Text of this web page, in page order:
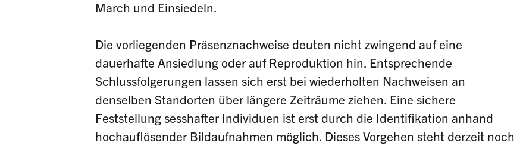
March und Einsiedeln.
Die vorliegenden Präsenznachweise deuten nicht zwingend auf eine
dauerhafte Ansiedlung oder auf Reproduktion hin. Entsprechende
Schlussfolgerungen lassen sich erst bei wiederholten Nachweisen an
denselben Standorten über längere Zeiträume ziehen. Eine sichere
Feststellung sesshafter Individuen ist erst durch die Identifikation anhand
hochauflösender Bildaufnahmen möglich. Dieses Vorgehen steht derzeit noch